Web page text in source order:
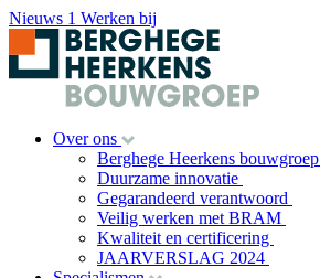
Nieuws 1 Werken bij
Over ons
Berghege Heerkens bouwgroep
Duurzame innovatie
Gegarandeerd verantwoord
Veilig werken met BRAM
Kwaliteit en certificering
JAARVERSLAG 2024